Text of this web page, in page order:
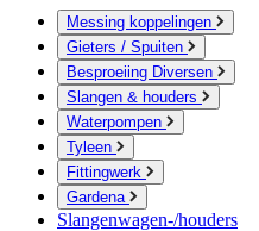
Messing koppelingen
Gieters / Spuiten
Besproeiing Diversen
Slangen & houders
Waterpompen
Tyleen
Fittingwerk
Gardena
Slangenwagen-/houders